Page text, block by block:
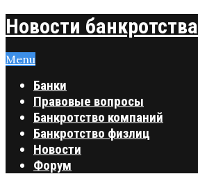
Новости банкротства
Menu
Банки
Правовые вопросы
Банкротство компаний
Банкротство физлиц
Новости
Форум